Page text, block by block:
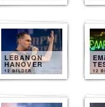
LEBANON
HANOVER
12 BILDER 12